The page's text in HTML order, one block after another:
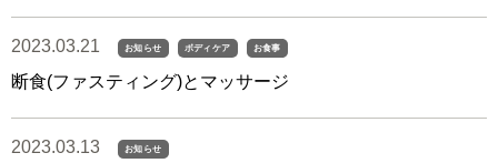
2023.03.21 お知らせ ボディケア お食事
断食(ファスティング)とマッサージ
2023.03.13 お知らせ